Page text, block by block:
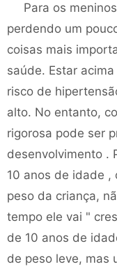
Para os
perdendo um
coisas mais
saúde. Estar
risco de
alto. No entanto,
rigorosa pode ser
desenvolvimento .
10 anos de idade ,
peso da criança,
tempo ele vai "
de 10 anos de
de peso leve, mas